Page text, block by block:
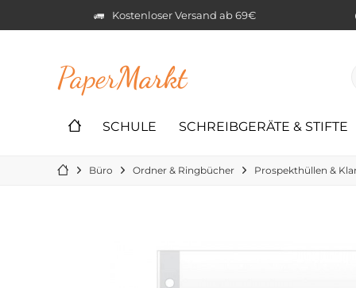
Kostenloser Versand ab 69€
PaperMarkt
SCHULE SCHREIBGERÄTE & STIFTE
Büro Ordner & Ringbücher Prospekthüllen &